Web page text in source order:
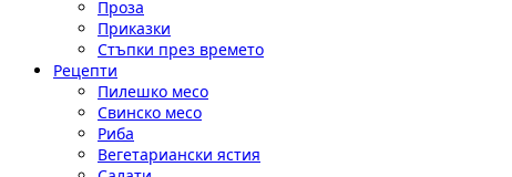
Проза
Приказки
Стъпки през времето
Рецепти
Пилешко месо
Свинско месо
Риба
Вегетариански ястия